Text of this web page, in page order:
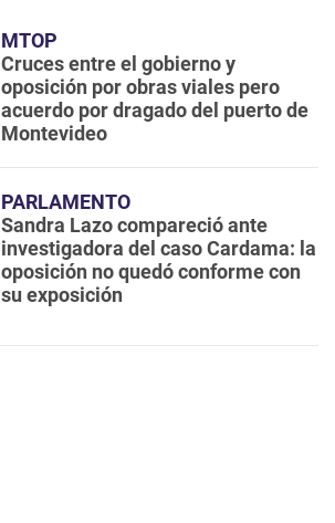
MTOP
Cruces entre el gobierno y
oposición por obras viales pero
acuerdo por dragado del puerto de
Montevideo
PARLAMENTO
Sandra Lazo compareció ante
investigadora del caso Cardama: la
oposición no quedó conforme con
su exposición